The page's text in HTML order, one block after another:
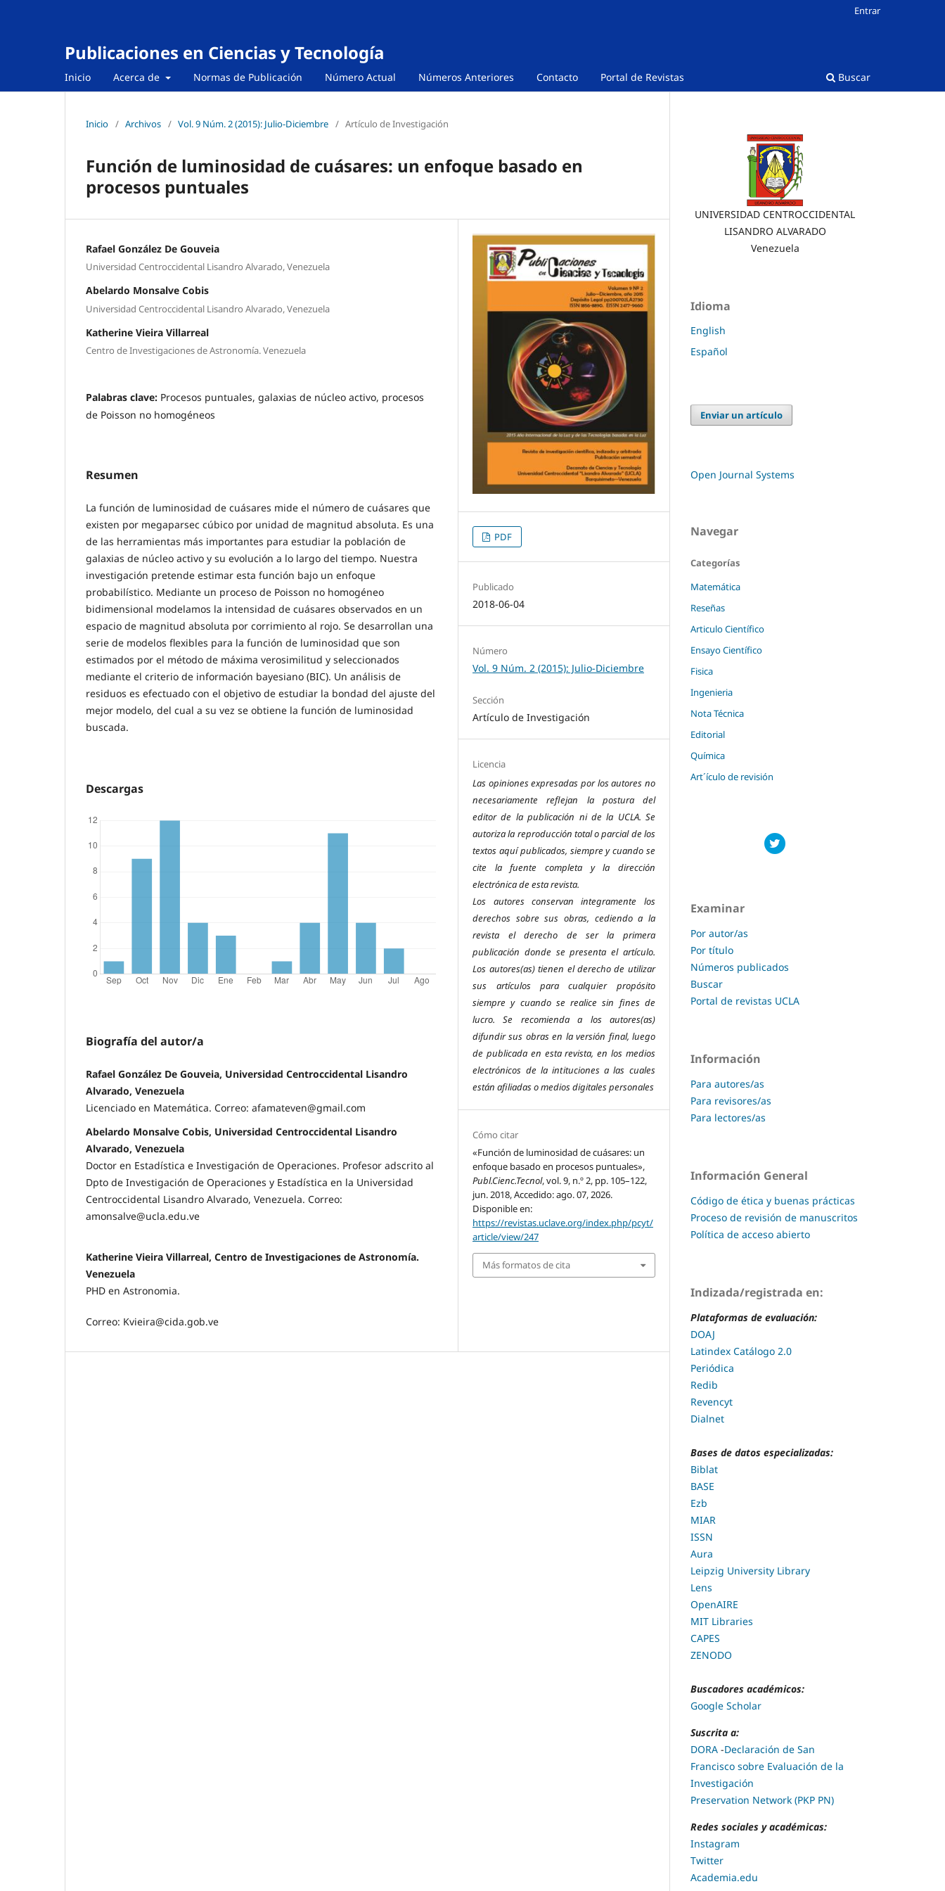
Publicaciones en Ciencias y Tecnología
Inicio Acerca de Normas de Publicación Número Actual Números Anteriores Contacto Portal de Revistas Buscar
Entrar
Inicio / Archivos / Vol. 9 Núm. 2 (2015): Julio-Diciembre / Artículo de Investigación
Función de luminosidad de cuásares: un enfoque basado en
procesos puntuales
Rafael González De Gouveia
Universidad Centroccidental Lisandro Alvarado, Venezuela
Abelardo Monsalve Cobis
Universidad Centroccidental Lisandro Alvarado, Venezuela
Katherine Vieira Villarreal
Centro de Investigaciones de Astronomía. Venezuela
Palabras clave: Procesos puntuales, galaxias de núcleo activo, procesos
de Poisson no homogéneos
Resumen
La función de luminosidad de cuásares mide el número de cuásares que
existen por megaparsec cúbico por unidad de magnitud absoluta. Es una
de las herramientas más importantes para estudiar la población de
galaxias de núcleo activo y su evolución a lo largo del tiempo. Nuestra
investigación pretende estimar esta función bajo un enfoque
probabilístico. Mediante un proceso de Poisson no homogéneo
bidimensional modelamos la intensidad de cuásares observados en un
espacio de magnitud absoluta por corrimiento al rojo. Se desarrollan una
serie de modelos flexibles para la función de luminosidad que son
estimados por el método de máxima verosimilitud y seleccionados
mediante el criterio de información bayesiano (BIC). Un análisis de
residuos es efectuado con el objetivo de estudiar la bondad del ajuste del
mejor modelo, del cual a su vez se obtiene la función de luminosidad
buscada.
Descargas
Biografía del autor/a
Rafael González De Gouveia, Universidad Centroccidental Lisandro
Alvarado, Venezuela
Licenciado en Matemática. Correo: afamateven@gmail.com
Abelardo Monsalve Cobis, Universidad Centroccidental Lisandro
Alvarado, Venezuela
Doctor en Estadística e Investigación de Operaciones. Profesor adscrito al
Dpto de Investigación de Operaciones y Estadística en la Universidad
Centroccidental Lisandro Alvarado, Venezuela. Correo:
amonsalve@ucla.edu.ve
Katherine Vieira Villarreal, Centro de Investigaciones de Astronomía.
Venezuela
PHD en Astronomia.
Correo: Kvieira@cida.gob.ve
PDF
Publicado
2018-06-04
Número
Vol. 9 Núm. 2 (2015): Julio-Diciembre
Sección
Artículo de Investigación
Licencia
Las opiniones expresadas por los autores no
necesariamente reflejan la postura del
editor de la publicación ni de la UCLA. Se
autoriza la reproducción total o parcial de los
textos aquí publicados, siempre y cuando se
cite la fuente completa y la dirección
electrónica de esta revista.
Los autores conservan integramente los
derechos sobre sus obras, cediendo a la
revista el derecho de ser la primera
publicación donde se presenta el artículo.
Los autores(as) tienen el derecho de utilizar
sus artículos para cualquier propósito
siempre y cuando se realice sin fines de
lucro. Se recomienda a los autores(as)
difundir sus obras en la versión final, luego
de publicada en esta revista, en los medios
electrónicos de la intituciones a las cuales
están afiliadas o medios digitales personales
Cómo citar
«Función de luminosidad de cuásares: un
enfoque basado en procesos puntuales»,
Publ.Cienc.Tecnol, vol. 9, n.º 2, pp. 105–122,
jun. 2018, Accedido: ago. 07, 2026.
Disponible en:
https://revistas.uclave.org/index.php/pcyt/
article/view/247
Más formatos de cita
UNIVERSIDAD CENTROCCIDENTAL
LISANDRO ALVARADO
Venezuela
Idioma
English
Español
Enviar un artículo
Open Journal Systems
Navegar
Categorías
Matemática
Reseñas
Articulo Científico
Ensayo Científico
Fisica
Ingenieria
Nota Técnica
Editorial
Química
Art´ículo de revisión
Examinar
Por autor/as
Por título
Números publicados
Buscar
Portal de revistas UCLA
Información
Para autores/as
Para revisores/as
Para lectores/as
Información General
Código de ética y buenas prácticas
Proceso de revisión de manuscritos
Política de acceso abierto
Indizada/registrada en:
Plataformas de evaluación:
DOAJ
Latindex Catálogo 2.0
Periódica
Redib
Revencyt
Dialnet
Bases de datos especializadas:
Biblat
BASE
Ezb
MIAR
ISSN
Aura
Leipzig University Library
Lens
OpenAIRE
MIT Libraries
CAPES
ZENODO
Buscadores académicos:
Google Scholar
Suscrita a:
DORA -Declaración de San
Francisco sobre Evaluación de la
Investigación
Preservation Network (PKP PN)
Redes sociales y académicas:
Instagram
Twitter
Academia.edu